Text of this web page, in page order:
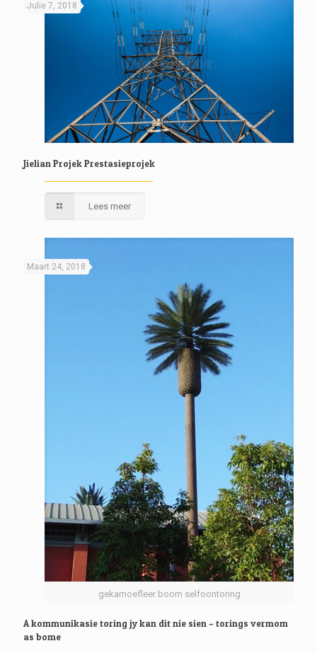
Julie 7, 2018
Jielian Projek Prestasieprojek
Lees meer
gekamoefleer boom selfoontoring
Maart 24, 2018
A kommunikasie toring jy kan dit nie sien – torings vermom
as bome